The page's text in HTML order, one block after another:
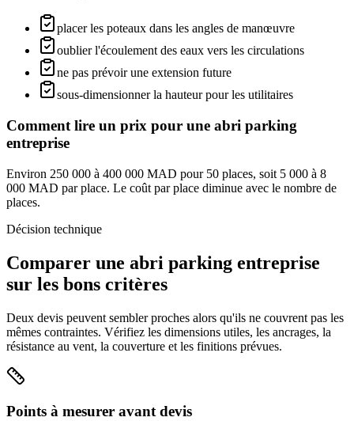
placer les poteaux dans les angles de manœuvre
oublier l'écoulement des eaux vers les circulations
ne pas prévoir une extension future
sous-dimensionner la hauteur pour les utilitaires
Comment lire un prix pour une abri parking
entreprise
Environ 250 000 à 400 000 MAD pour 50 places, soit 5 000 à 8
000 MAD par place. Le coût par place diminue avec le nombre de
places.
Décision technique
Comparer une abri parking entreprise
sur les bons critères
Deux devis peuvent sembler proches alors qu'ils ne couvrent pas les
mêmes contraintes. Vérifiez les dimensions utiles, les ancrages, la
résistance au vent, la couverture et les finitions prévues.
Points à mesurer avant devis